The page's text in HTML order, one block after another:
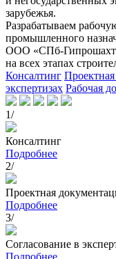
зарубежья.
Разрабатываем
промышленного
ООО «СПб-Гипрошахт»
на всех этапах
Консалтинг
экспертизах Рабочая
1/
Консалтинг
Подробнее
2/
Проектная
Подробнее
3/
Согласование в
Подробнее